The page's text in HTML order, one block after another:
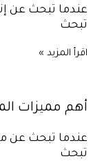
عندما تبحث عن
تبحث
اقرأ المزيد »
أهم مميزات
عندما تبحث عن
تبحث